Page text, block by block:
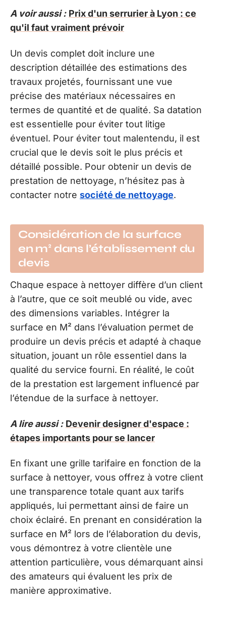
A voir aussi : Prix d'un serrurier à Lyon : ce
qu'il faut vraiment prévoir
Un devis complet doit inclure une
description détaillée des estimations des
travaux projetés, fournissant une vue
précise des matériaux nécessaires en
termes de quantité et de qualité. Sa datation
est essentielle pour éviter tout litige
éventuel. Pour éviter tout malentendu, il est
crucial que le devis soit le plus précis et
détaillé possible. Pour obtenir un devis de
prestation de nettoyage, n’hésitez pas à
contacter notre société de nettoyage.
Considération de la surface
en m² dans l’établissement du
devis
Chaque espace à nettoyer diffère d’un client
à l’autre, que ce soit meublé ou vide, avec
des dimensions variables. Intégrer la
surface en M² dans l’évaluation permet de
produire un devis précis et adapté à chaque
situation, jouant un rôle essentiel dans la
qualité du service fourni. En réalité, le coût
de la prestation est largement influencé par
l’étendue de la surface à nettoyer.
A lire aussi : Devenir designer d'espace :
étapes importants pour se lancer
En fixant une grille tarifaire en fonction de la
surface à nettoyer, vous offrez à votre client
une transparence totale quant aux tarifs
appliqués, lui permettant ainsi de faire un
choix éclairé. En prenant en considération la
surface en M² lors de l’élaboration du devis,
vous démontrez à votre clientèle une
attention particulière, vous démarquant ainsi
des amateurs qui évaluent les prix de
manière approximative.